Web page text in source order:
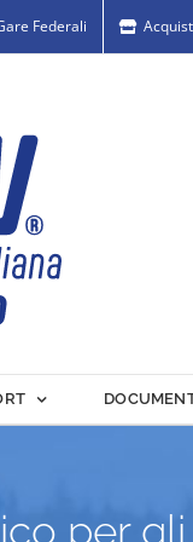
Federali
per